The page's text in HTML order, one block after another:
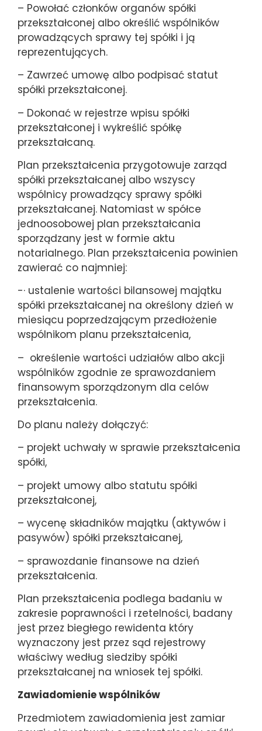
– Powołać członków organów spółki
przekształconej albo określić wspólników
prowadzących sprawy tej spółki i ją
reprezentujących.
– Zawrzeć umowę albo podpisać statut
spółki przekształconej.
– Dokonać w rejestrze wpisu spółki
przekształconej i wykreślić spółkę
przekształcaną.
Plan przekształcenia przygotowuje zarząd
spółki przekształcanej albo wszyscy
wspólnicy prowadzący sprawy spółki
przekształcanej. Natomiast w spółce
jednoosobowej plan przekształcania
sporządzany jest w formie aktu
notarialnego. Plan przekształcenia powinien
zawierać co najmniej:
-· ustalenie wartości bilansowej majątku
spółki przekształcanej na określony dzień w
miesiącu poprzedzającym przedłożenie
wspólnikom planu przekształcenia,
– określenie wartości udziałów albo akcji
wspólników zgodnie ze sprawozdaniem
finansowym sporządzonym dla celów
przekształcenia.
Do planu należy dołączyć:
– projekt uchwały w sprawie przekształcenia
spółki,
– projekt umowy albo statutu spółki
przekształconej,
– wycenę składników majątku (aktywów i
pasywów) spółki przekształcanej,
– sprawozdanie finansowe na dzień
przekształcenia.
Plan przekształcenia podlega badaniu w
zakresie poprawności i rzetelności, badany
jest przez biegłego rewidenta który
wyznaczony jest przez sąd rejestrowy
właściwy według siedziby spółki
przekształcanej na wniosek tej spółki.
Zawiadomienie wspólników
Przedmiotem zawiadomienia jest zamiar